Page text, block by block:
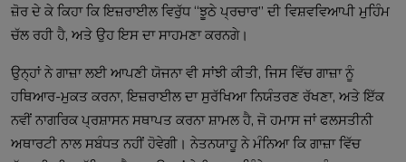
ਜ਼ੋਰ ਦੇ ਕੇ ਕਿਹਾ ਕਿ ਇਜ਼ਰਾਈਲ ਵਿਰੁੱਧ “ਝੂਠੇ ਪ੍ਰਚਾਰ” ਦੀ ਵਿਸ਼ਵਵਿਆਪੀ ਮੁਹਿੰਮ
ਚੱਲ ਰਹੀ ਹੈ, ਅਤੇ ਉਹ ਇਸ ਦਾ ਸਾਹਮਣਾ ਕਰਨਗੇ।
ਉਨ੍ਹਾਂ ਨੇ ਗਾਜ਼ਾ ਲਈ ਆਪਣੀ ਯੋਜਨਾ ਵੀ ਸਾਂਝੀ ਕੀਤੀ, ਜਿਸ ਵਿੱਚ ਗਾਜ਼ਾ ਨੂੰ
ਹਥਿਆਰ-ਮੁਕਤ ਕਰਨਾ, ਇਜ਼ਰਾਈਲ ਦਾ ਸੁਰੱਖਿਆ ਨਿਯੰਤਰਣ ਰੱਖਣਾ, ਅਤੇ ਇੱਕ
ਨਵੀਂ ਨਾਗਰਿਕ ਪ੍ਰਸ਼ਾਸਨ ਸਥਾਪਤ ਕਰਨਾ ਸ਼ਾਮਲ ਹੈ, ਜੋ ਹਮਾਸ ਜਾਂ ਫਲਸਤੀਨੀ
ਅਥਾਰਟੀ ਨਾਲ ਸਬੰਧਤ ਨਹੀਂ ਹੋਵੇਗੀ। ਨੇਤਨਯਾਹੂ ਨੇ ਮੰਨਿਆ ਕਿ ਗਾਜ਼ਾ ਵਿੱਚ